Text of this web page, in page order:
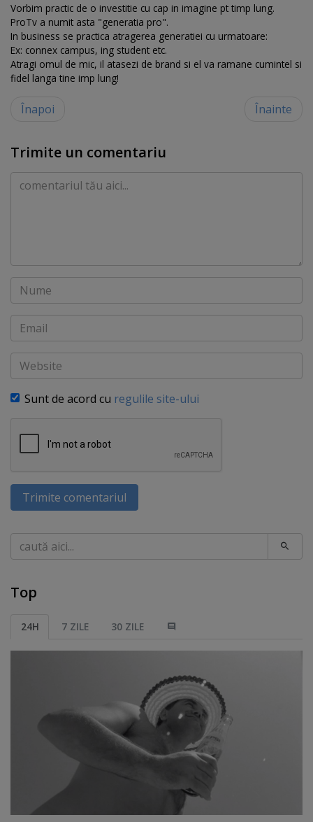
Vorbim practic de o investitie cu cap in imagine pt timp lung.
ProTv a numit asta "generatia pro".
In business se practica atragerea generatiei cu urmatoare:
Ex: connex campus, ing student etc.
Atragi omul de mic, il atasezi de brand si el va ramane cumintel si
fidel langa tine imp lung!
Înapoi Înainte
Trimite un comentariu
Comentariu
Nume
Email
Website
Sunt de acord cu regulile site-ului
Trimite comentariul
Caută
Top
24H 7 ZILE 30 ZILE